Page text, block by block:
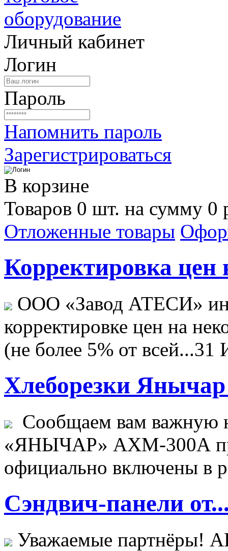
Личный кабинет
Логин
Пароль
Напомнить пароль
Зарегистрироваться
В корзине
Товаров 0 шт. на сумму 0
Отложенные товары
Корректировка цен
ООО «Завод АТЕСИ»
корректировке цен на
(не более 5% от всей...31
Хлеборезки Янычар
Сообщаем вам важную
«ЯНЫЧАР» АХМ-300А
официально включены в
Сэндвич-панели
Уважаемые